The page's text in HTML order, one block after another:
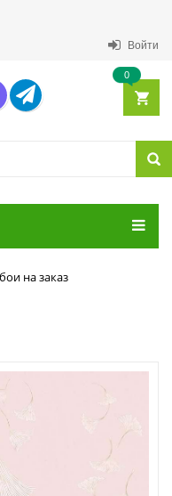
Войти
0
на заказ